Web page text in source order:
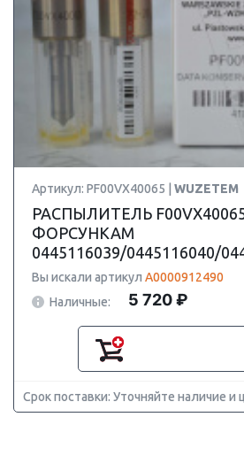
Артикул: PF00VX40065 | WUZETEM
РАСПЫЛИТЕЛЬ
ФОРСУНКАМ
0445116039/0445116040/
Вы искали артикул A0000912490
Наличные:
5 720 ₽
Срок поставки: Уточняйте наличие и